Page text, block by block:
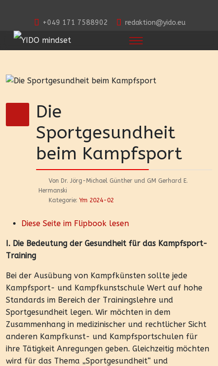
+049 171 7588902 redaktion@yido.eu
Die
Sportgesundheit
beim Kampfsport
Von Dr. Jörg-Michael Günther und GM Gerhard E.
Hermanski
Kategorie: Ym 2024-02
Diese Seite im Flipbook lesen
I. Die Bedeutung der Gesundheit für das Kampfsport-
Training
Bei der Ausübung von Kampfkünsten sollte jede
Kampfsport- und Kampfkunstschule Wert auf hohe
Standards im Bereich der Trainingslehre und
Sportgesundheit legen. Wir möchten in dem
Zusammenhang in medizinischer und rechtlicher Sicht
anderen Kampfkunst- und Kampfsportschulen für
ihre Tätigkeit Anregungen geben. Gleichzeitig möchten
wird für das Thema „Sportgesundheit“ und